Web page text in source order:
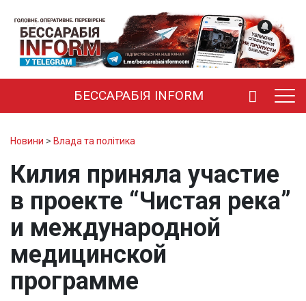
БЕССАРАБІЯ INFORM
Новини > Влада та політика
Килия приняла участие
в проекте “Чистая река”
и международной
медицинской
программе